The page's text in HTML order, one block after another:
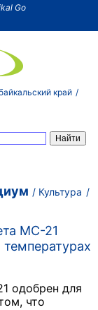
Go
край
Культура
МС-21
одобрен для
что